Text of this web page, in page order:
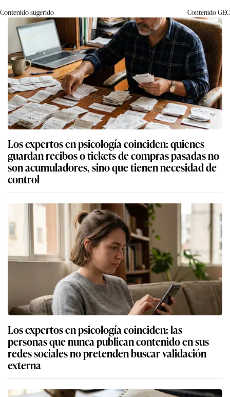
Contenido sugerido ContenidoGEC
Los expertos en psicología coinciden: quienes
guardan recibos o tickets de compras pasadas no
son acumuladores, sino que tienen necesidad de
control
Los expertos en psicología coinciden: las
personas que nunca publican contenido en sus
redes sociales no pretenden buscar validación
externa